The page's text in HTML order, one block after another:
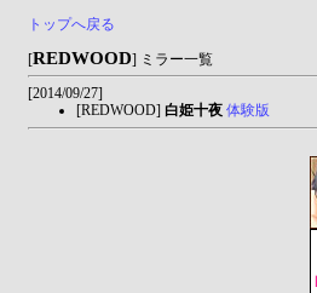
トップへ戻る
[REDWOOD] ミラー一覧
[2014/09/27]
[REDWOOD] 白姫十夜 体験版